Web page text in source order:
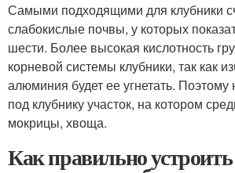
Самыми подходящими для клубники
слабокислые почвы, у которых
шести. Более высокая кислотность
корневой системы клубники, так как
алюминия будет ее угнетать. Поэтому
под клубнику участок, на котором
мокрицы, хвоща.
Как правильно